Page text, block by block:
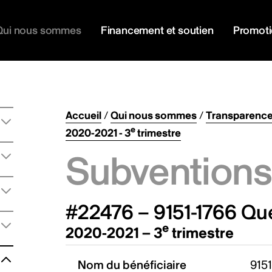
nous sommes Financement et soutien
Accueil/Qui nous sommes/
2020-2021 - 3etrimestre
#22476 – 9151-1766
2020-2021 – 3e trimestre
Nom du bénéficiaire